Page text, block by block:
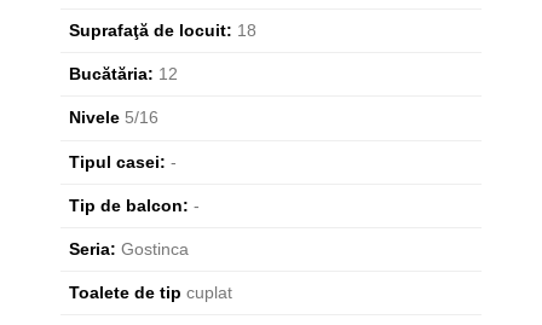
Suprafaţă de locuit: 18
Bucătăria: 12
Nivele 5/16
Tipul casei: -
Tip de balcon: -
Seria: Gostinca
Toalete de tipcuplat